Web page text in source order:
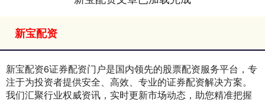
新宝配资
新宝配资6证券配资门户是国内领先的股票配资服务平台，专
注于为投资者提供安全、高效、专业的证券配资解决方案。
我们汇聚行业权威资讯，实时更新市场动态，助您精准把握